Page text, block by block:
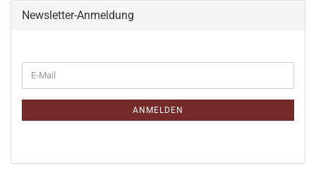
Newsletter-Anmeldung
ZUR
NEWSLETTER-
E-
Mail
ANMELDEN